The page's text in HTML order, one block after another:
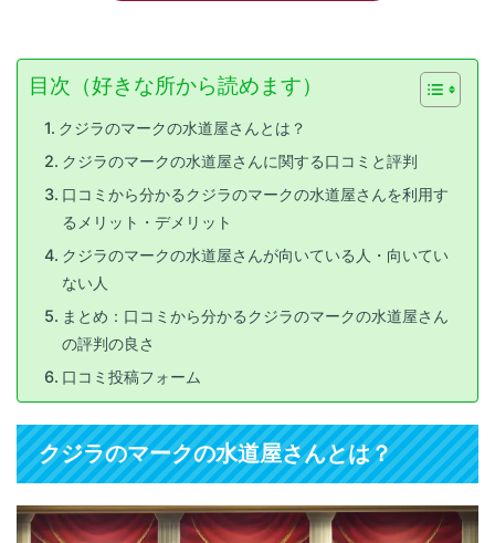
目次（好きな所から読めます）
クジラのマークの水道屋さんとは？
クジラのマークの水道屋さんに関する口コミと評判
口コミから分かるクジラのマークの水道屋さんを利用す
るメリット・デメリット
クジラのマークの水道屋さんが向いている人・向いてい
ない人
まとめ：口コミから分かるクジラのマークの水道屋さん
の評判の良さ
口コミ投稿フォーム
クジラのマークの水道屋さんとは？